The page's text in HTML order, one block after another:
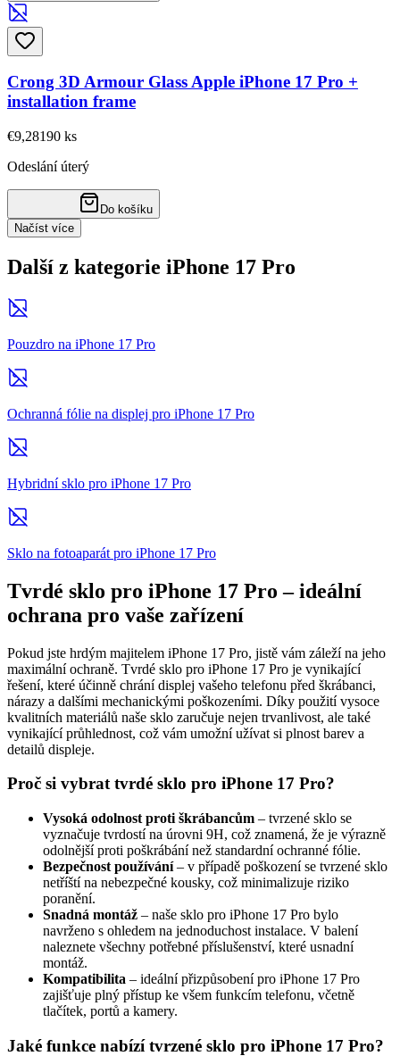
Crong 3D Armour Glass Apple iPhone 17 Pro +
installation frame
€9,28190 ks
Odeslání úterý
Do košíku
Načíst více
Další z kategorie iPhone 17 Pro
Pouzdro na iPhone 17 Pro
Ochranná fólie na displej pro iPhone 17 Pro
Hybridní sklo pro iPhone 17 Pro
Sklo na fotoaparát pro iPhone 17 Pro
Tvrdé sklo pro iPhone 17 Pro – ideální
ochrana pro vaše zařízení
Pokud jste hrdým majitelem iPhone 17 Pro, jistě vám záleží na jeho
maximální ochraně. Tvrdé sklo pro iPhone 17 Pro je vynikající
řešení, které účinně chrání displej vašeho telefonu před škrábanci,
nárazy a dalšími mechanickými poškozeními. Díky použití vysoce
kvalitních materiálů naše sklo zaručuje nejen trvanlivost, ale také
vynikající průhlednost, což vám umožní užívat si plnost barev a
detailů displeje.
Proč si vybrat tvrdé sklo pro iPhone 17 Pro?
Vysoká odolnost proti škrábancům – tvrzené sklo se
vyznačuje tvrdostí na úrovni 9H, což znamená, že je výrazně
odolnější proti poškrábání než standardní ochranné fólie.
Bezpečnost používání– v případě poškození se tvrzené sklo
netříští na nebezpečné kousky, což minimalizuje riziko
poranění.
Snadná montáž – naše sklo pro iPhone 17 Pro bylo
navrženo s ohledem na jednoduchost instalace. V balení
naleznete všechny potřebné příslušenství, které usnadní
montáž.
Kompatibilita – ideální přizpůsobení pro iPhone 17 Pro
zajišťuje plný přístup ke všem funkcím telefonu, včetně
tlačítek, portů a kamery.
Jaké funkce nabízí tvrzené sklo pro iPhone 17 Pro?